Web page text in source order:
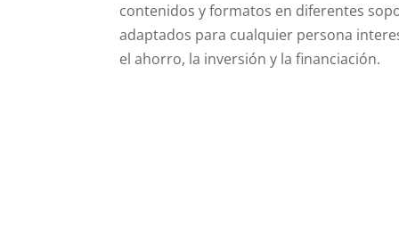
contenidos y formatos en diferentes
adaptados para cualquier persona
el ahorro, la inversión y la financiación.